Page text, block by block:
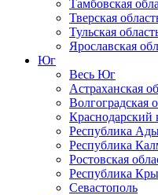
Тамбовская
Тверская
Тульская
Ярославская
Юг
Весь Юг
Астраханская
Волгоградская
Краснодарский
Республика
Республика
Ростовская
Республика
Севастополь